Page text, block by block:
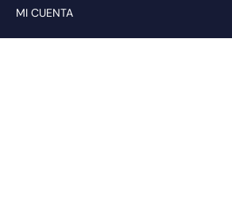
MI CUENTA